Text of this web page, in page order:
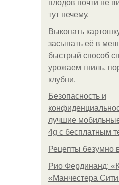
плодов почти не
тут нечему.
Выкопать
засыпать её в
быстрый способ
урожаем гниль,
клубни.
Безопасность и
лучшие
4g с бесплатным
Рецепты безумно
Рио Фердинанд:
«Манчестера